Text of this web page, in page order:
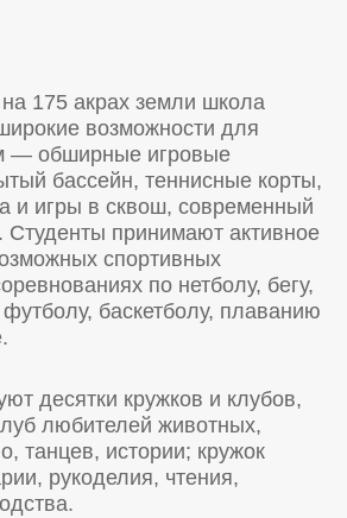
175 акрах земли школа
возможности для
— обширные игровые
бассейн, теннисные корты,
и игры в сквош, современный
Студенты принимают активное
спортивных
по нетболу, бегу,
футболу, баскетболу, плаванию
десятки кружков и клубов,
любителей животных,
танцев, истории; кружок
рукоделия, чтения,